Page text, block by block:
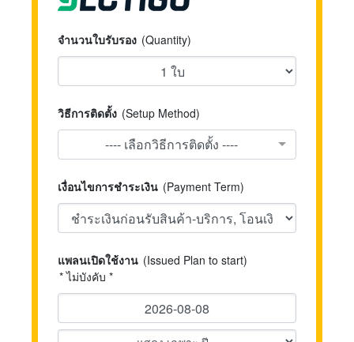
จำนวนใบรับรอง (Quantity)
วิธีการติดตั้ง (Setup Method)
---- เลือกวิธีการติดตั้ง ----
เงื่อนไขการชำระเงิน (Payment Term)
แพลนเปิดใช้งาน (Issued Plan to start)
* ไม่บังคับ *